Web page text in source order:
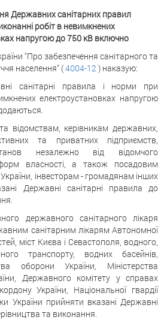
Державних санітарних правил
робіт в невимкнених
напругою до 750 кВ включно
"Про забезпечення санітарного та
населення" (4004-12 ) наказую:
санітарні правила і норми при
електроустановках напругою
відомствам, керівникам державних,
та приватних підприємств,
незалежно від відомчого
власності, а також посадовим
інвесторам - громадянам інших
Державні санітарні правила до
державного санітарного лікаря
санітарним лікарям Автономної
міст Києва і Севастополя, водного,
транспорту, водних басейнів,
оборони України, Міністерства
Державного комітету у справах
України, Національної гвардії
України прийняти вказані Державні
та виконання.